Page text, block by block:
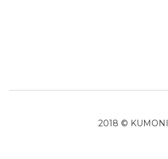
2018 © KUMONI